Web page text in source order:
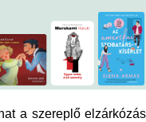
a szereplő